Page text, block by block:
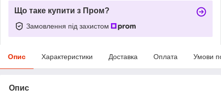
Що таке купити з Пром?
Замовлення під захистом
Опис Характеристики Доставка Оплата Умови
Опис